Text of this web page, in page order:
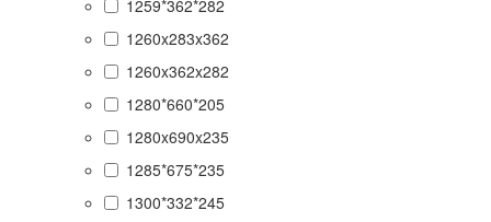
1259*362*282
1260x283x362
1260x362x282
1280*660*205
1280x690x235
1285*675*235
1300*332*245